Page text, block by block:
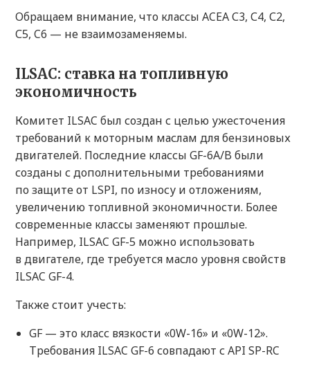
Обращаем внимание, что классы ACEA С3, С4, С2,
С5, C6 — не взаимозаменяемы.
ILSAC: ставка на топливную
экономичность
Комитет ILSAC был создан с целью ужесточения
требований к моторным маслам для бензиновых
двигателей. Последние классы GF-6A/B были
созданы с дополнительными требованиями
по защите от LSPI, по износу и отложениям,
увеличению топливной экономичности. Более
современные классы заменяют прошлые.
Например, ILSAC GF-5 можно использовать
в двигателе, где требуется масло уровня свойств
ILSAC GF-4.
Также стоит учесть:
GF — это класс вязкости «0W-16» и «0W-12».
Требования ILSAC GF-6 совпадают с API SP-RC